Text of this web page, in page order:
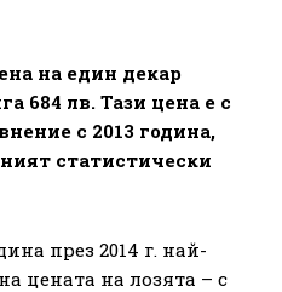
на един декар
684 лв. Тази цена е с
с 2013 година,
статистически
през 2014 г. най-
цената на лозята – с